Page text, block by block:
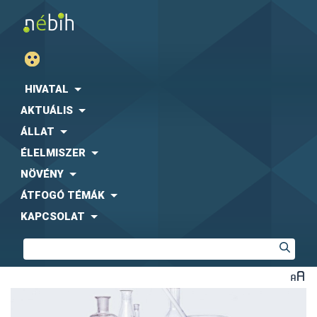
HIVATAL
AKTUÁLIS
ÁLLAT
ÉLELMISZER
NÖVÉNY
ÁTFOGÓ TÉMÁK
KAPCSOLAT